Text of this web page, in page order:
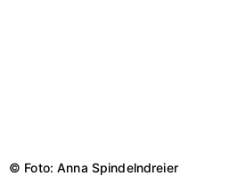
© Foto: Anna Spindelndreier